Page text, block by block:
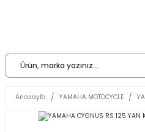
Anasayfa YAMAHA MOTOCYCLE